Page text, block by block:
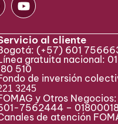
al cliente
(+57) 601
gratuita nacional:
510
de inversión
3245
y Otros
7562444 –
de atención